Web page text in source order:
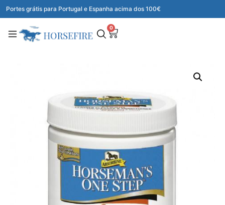
Portes grátis para Portugal e Espanha acima dos 100€
0